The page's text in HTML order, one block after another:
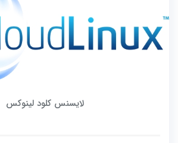
لایسنس کلود لینوکس